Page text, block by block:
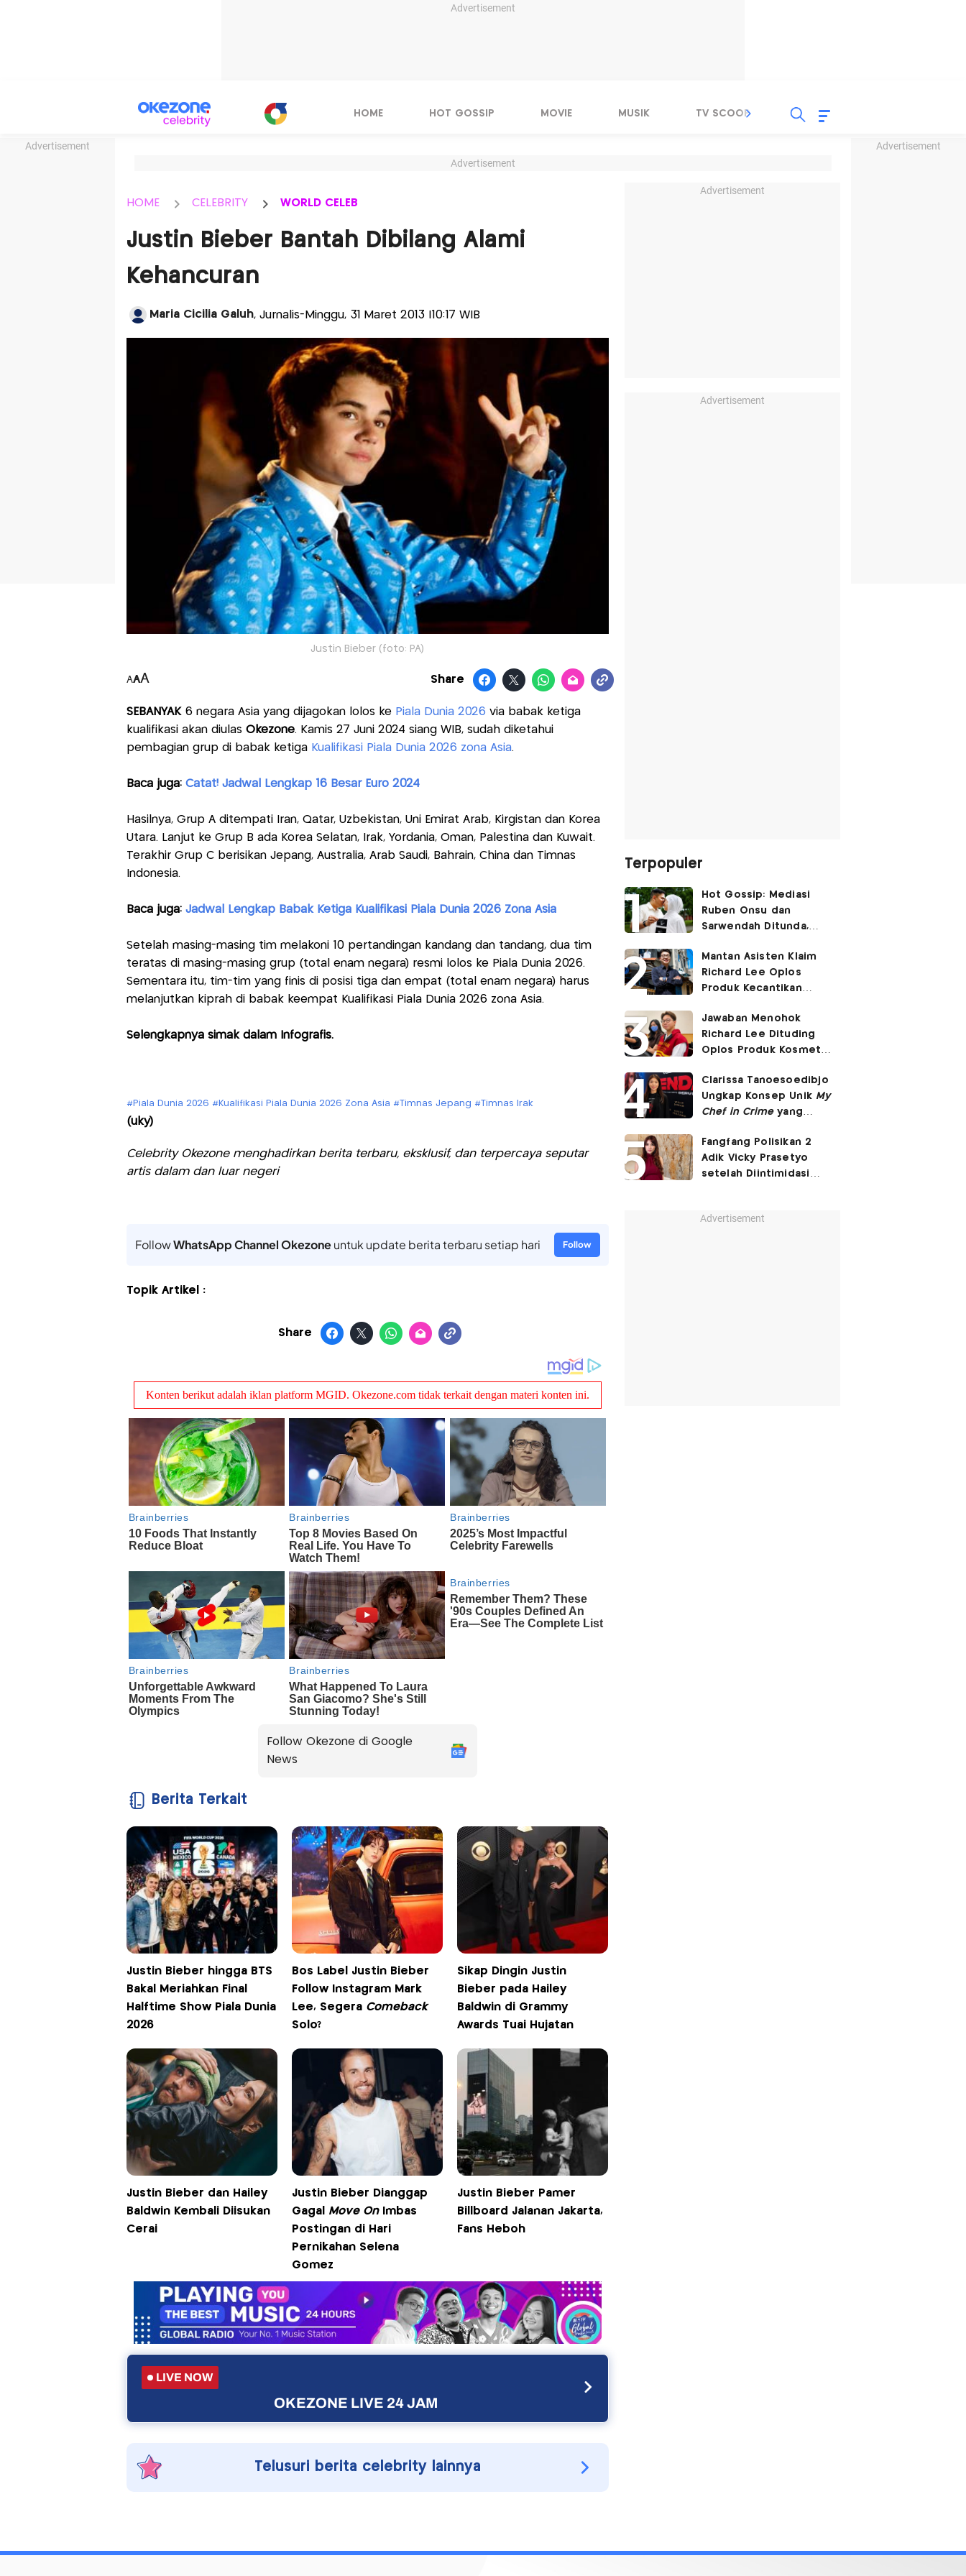
Advertisement
Advertisement Advertisement
HOME HOT GOSSIP MOVIE MUSIK TV SCOOP LIRIK
Advertisement
HOME CELEBRITY WORLD CELEB
Justin Bieber Bantah Dibilang Alami
Kehancuran
Maria Cicilia Galuh, Jurnalis-Minggu, 31 Maret 2013 |10:17 WIB
Justin Bieber (foto: PA)
AAA Share
SEBANYAK6 negara Asia yang dijagokan lolos ke Piala Dunia 2026 via babak ketiga
kualifikasi akan diulasOkezone. Kamis 27 Juni 2024 siang WIB, sudah diketahui
pembagian grup di babak ketiga Kualifikasi Piala Dunia 2026 zona Asia.
Baca juga: Catat! Jadwal Lengkap 16 Besar Euro 2024
Hasilnya, Grup A ditempati Iran, Qatar, Uzbekistan, Uni Emirat Arab, Kirgistan dan Korea
Utara. Lanjut ke Grup B ada Korea Selatan, Irak, Yordania, Oman, Palestina dan Kuwait.
Terakhir Grup C berisikan Jepang, Australia, Arab Saudi, Bahrain, China dan Timnas
Indonesia.
Baca juga: Jadwal Lengkap Babak Ketiga Kualifikasi Piala Dunia 2026 Zona Asia
Setelah masing-masing tim melakoni 10 pertandingan kandang dan tandang, dua tim
teratas di masing-masing grup (total enam negara) resmi lolos ke Piala Dunia 2026.
Sementara itu, tim-tim yang finis di posisi tiga dan empat (total enam negara) harus
melanjutkan kiprah di babak keempat Kualifikasi Piala Dunia 2026 zona Asia.
Selengkapnya simak dalam Infografis.
#Piala Dunia 2026 #Kualifikasi Piala Dunia 2026 Zona Asia #Timnas Jepang #Timnas Irak
(uky)
Celebrity Okezone menghadirkan berita terbaru, eksklusif, dan terpercaya seputar
artis dalam dan luar negeri
FollowWhatsApp Channel Okezoneuntuk update berita terbaru setiap hari Follow
Topik Artikel :
Share
Follow Okezone di Google
News
Berita Terkait
Justin Bieber hingga BTS
Bakal Meriahkan Final
Halftime Show Piala Dunia
2026
Bos Label Justin Bieber
Follow Instagram Mark
Lee, Segera Comeback
Solo?
Sikap Dingin Justin
Bieber pada Hailey
Baldwin di Grammy
Awards Tuai Hujatan
Justin Bieber dan Hailey
Baldwin Kembali Diisukan
Cerai
Justin Bieber Dianggap
Gagal Move OnImbas
Postingan di Hari
Pernikahan Selena
Gomez
Justin Bieber Pamer
Billboard Jalanan Jakarta,
Fans Heboh
LIVE NOW
OKEZONE LIVE 24 JAM
Telusuri berita celebrity lainnya
Advertisement
Advertisement
Terpopuler
Hot Gossip: Mediasi
Ruben Onsu dan
Sarwendah Ditunda,
Ketiga
Mantan Asisten Klaim
Richard Lee Oplos
Produk Kecantikan
ke Ani-Ani
Jawaban Menohok
Richard Lee Dituding
Oplos Produk Kosmetik
Clarissa Tanoesoedibjo
Ungkap Konsep Unik My
Chef in Crimeyang
Lain
Fangfang Polisikan 2
Adik Vicky Prasetyo
setelah Diintimidasi
Advertisement